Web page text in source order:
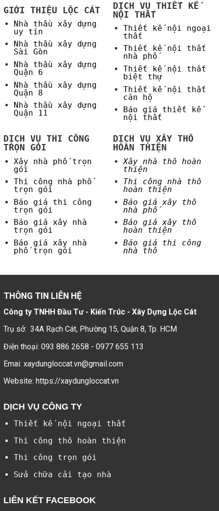
GIỚI THIỆU LỘC CÁT
Nhà thầu xây dựng
uy tín
Nhà thầu xây dựng
Sài Gòn
Nhà thầu xây dựng
Quận 6
Nhà thầu xây dựng
Quận 8
Nhà thầu xây dựng
Quận 11
DỊCH VỤ THIẾT KẾ
NỘI THẤT
Thiết kế nội ngoại
thất
Thiết kế nội thất
nhà phố
Thiết kế nội thất
biệt thự
Thiết kế nội thất
căn hộ
Báo giá thiết kế
nội thất
DỊCH VỤ THI CÔNG
TRỌN GÓI
Xây nhà phố trọn
gói
Thi công nhà phố
trọn gói
Báo giá thi công
trọn gói
Báo giá xây nhà
trọn gói
Báo giá xây nhà
phố trọn gói
DỊCH VỤ XÂY THÔ
HOÀN THIỆN
Xây nhà thô hoàn
thiện
Thi công nhà thô
hoàn thiện
Báo giá xây thô
nhà phố
Báo giá xây thô
hoàn thiện
Báo giá thi công
nhà thô
THÔNG TIN LIÊN HỆ
Công ty TNHH Đầu Tư - Kiến Trúc - Xây Dựng Lộc Cát
Trụ sở: 34A Rạch Cát, Phường 15, Quận 8, Tp. HCM
Điện thoại: 093 886 2658 - 0977 655 113
Emai: xaydungloccat.vn@gmail.com
Website: https://xaydungloccat.vn
DỊCH VỤ CÔNG TY
Thiết kế nội ngoại thất
Thi công thô hoàn thiện
Thi công trọn gói
Sửa chữa cải tạo nhà
LIÊN KẾT FACEBOOK